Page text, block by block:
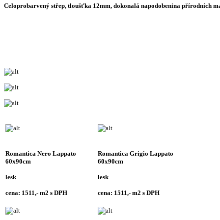
Celoprobarvený střep, tloušťka 12mm, dokonalá napodobenina přírodních
Romantica Nero Lappato
60x90cm
lesk
cena: 1511,- m2 s DPH
Romantica Grigio Lappato
60x90cm
lesk
cena: 1511,- m2 s DPH